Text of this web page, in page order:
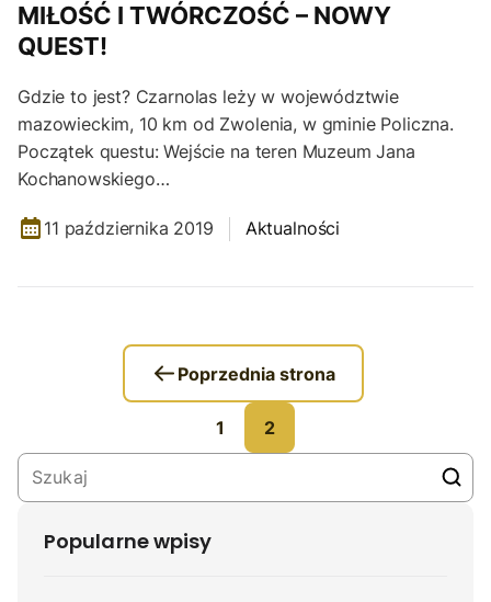
MIŁOŚĆ I TWÓRCZOŚĆ – NOWY
QUEST!
Gdzie to jest? Czarnolas leży w województwie
mazowieckim, 10 km od Zwolenia, w gminie Policzna.
Początek questu: Wejście na teren Muzeum Jana
Kochanowskiego…
11 października 2019 Aktualności
Poprzednia strona
1 2
Popularne wpisy